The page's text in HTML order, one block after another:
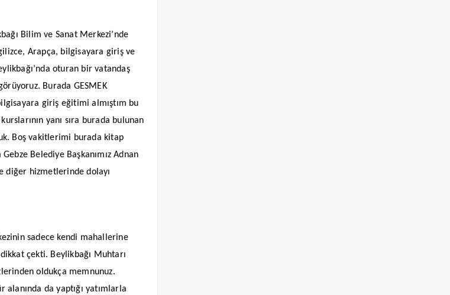
Bilim ve Sanat Merkezi’nde
Arapça, bilgisayara giriş ve
oturan bir vatandaş
Burada GESMEK
giriş eğitimi almıştım bu
yanı sıra burada bulunan
Boş vakitlerimi burada kitap
Belediye Başkanımız Adnan
diğer hizmetlerinde dolayı
sadece kendi mahallerine
çekti. Beylikbağı Muhtarı
oldukça memnunuz.
alanında da yaptığı yatımlarla